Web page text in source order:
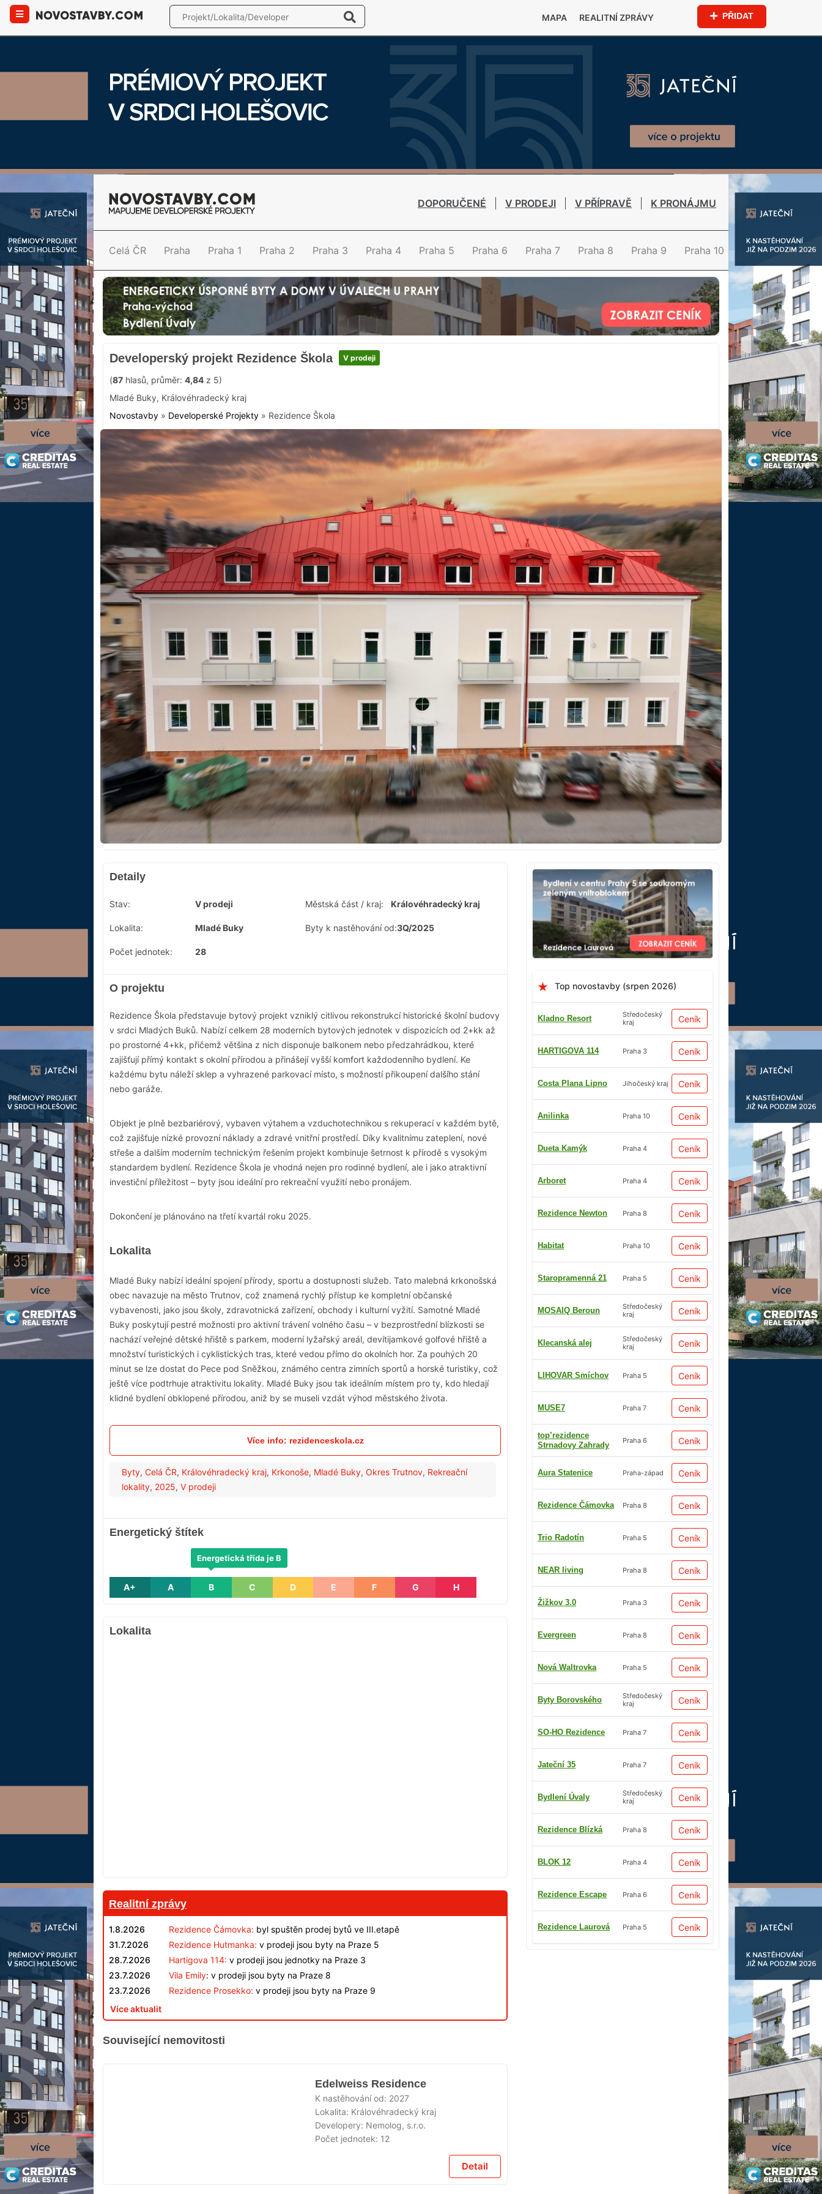
MAPA REALITNÍ ZPRÁVY PŘIDAT
DOPORUČENÉ V PRODEJI V PŘÍPRAVĚ K PRONÁJMU
Celá ČR Praha Praha 1 Praha 2 Praha 3 Praha 4 Praha 5 Praha 6 Praha 7 Praha 8 Praha 9 Praha 10
Developerský projekt Rezidence Škola V prodeji
(87 hlasů, průměr: 4,84 z 5)
Mladé Buky, Královéhradecký kraj
Novostavby » Developerské Projekty » Rezidence Škola
Top novostavby (srpen 2026)
Kladno Resort
Středočeský
kraj
Ceník
HARTIGOVA 114 Praha 3 Ceník
Costa Plana Lipno Jihočeský kraj Ceník
Anilinka Praha 10 Ceník
Dueta Kamýk Praha 4 Ceník
Arboret Praha 4 Ceník
Rezidence Newton Praha 8 Ceník
Habitat Praha 10 Ceník
Staropramenná 21 Praha 5 Ceník
MOSAIQ Beroun
Středočeský
kraj
Ceník
Klecanská alej
Středočeský
kraj
Ceník
LIHOVAR Smíchov Praha 5 Ceník
MUSE7 Praha 7 Ceník
top’rezidence
Strnadovy Zahrady
Praha 6 Ceník
Aura Statenice Praha-západ Ceník
Rezidence Čámovka Praha 8 Ceník
Trio Radotín Praha 5 Ceník
NEAR living Praha 8 Ceník
Žižkov 3.0 Praha 3 Ceník
Evergreen Praha 8 Ceník
Nová Waltrovka Praha 5 Ceník
Byty Borovského
Středočeský
kraj
Ceník
SO-HO Rezidence Praha 7 Ceník
Jateční 35 Praha 7 Ceník
Bydlení Úvaly
Středočeský
kraj
Ceník
Rezidence Blízká Praha 8 Ceník
BLOK 12 Praha 4 Ceník
Rezidence Escape Praha 6 Ceník
Rezidence Laurová Praha 5 Ceník
Detaily
Stav: V prodeji Městská část / kraj: Královéhradecký kraj
Lokalita: Mladé Buky Byty k nastěhování od:3Q/2025
Počet jednotek: 28
O projektu
Rezidence Škola představuje bytový projekt vzniklý citlivou rekonstrukcí historické školní budovy
v srdci Mladých Buků. Nabízí celkem 28 moderních bytových jednotek v dispozicích od 2+kk až
po prostorné 4+kk, přičemž většina z nich disponuje balkonem nebo předzahrádkou, které
zajišťují přímý kontakt s okolní přírodou a přinášejí vyšší komfort každodenního bydlení. Ke
každému bytu náleží sklep a vyhrazené parkovací místo, s možností přikoupení dalšího stání
nebo garáže.
Objekt je plně bezbariérový, vybaven výtahem a vzduchotechnikou s rekuperací v každém bytě,
což zajišťuje nízké provozní náklady a zdravé vnitřní prostředí. Díky kvalitnímu zateplení, nové
střeše a dalším moderním technickým řešením projekt kombinuje šetrnost k přírodě s vysokým
standardem bydlení. Rezidence Škola je vhodná nejen pro rodinné bydlení, ale i jako atraktivní
investiční příležitost – byty jsou ideální pro rekreační využití nebo pronájem.
Dokončení je plánováno na třetí kvartál roku 2025.
Lokalita
Mladé Buky nabízí ideální spojení přírody, sportu a dostupnosti služeb. Tato malebná krkonošská
obec navazuje na město Trutnov, což znamená rychlý přístup ke kompletní občanské
vybavenosti, jako jsou školy, zdravotnická zařízení, obchody i kulturní vyžití. Samotné Mladé
Buky poskytují pestré možnosti pro aktivní trávení volného času – v bezprostřední blízkosti se
nachází veřejné dětské hřiště s parkem, moderní lyžařský areál, devítijamkové golfové hřiště a
množství turistických i cyklistických tras, které vedou přímo do okolních hor. Za pouhých 20
minut se lze dostat do Pece pod Sněžkou, známého centra zimních sportů a horské turistiky, což
ještě více podtrhuje atraktivitu lokality. Mladé Buky jsou tak ideálním místem pro ty, kdo hledají
klidné bydlení obklopené přírodou, aniž by se museli vzdát výhod městského života.
Více info: rezidenceskola.cz
Byty, Celá ČR, Královéhradecký kraj, Krkonoše, Mladé Buky, Okres Trutnov, Rekreační
lokality, 2025, V prodeji
Energetický štítek
A+ A B
Energetická třída je B
C D E F G H
Lokalita
Realitní zprávy
1.8.2026 Rezidence Čámovka: byl spuštěn prodej bytů ve III.etapě
31.7.2026
Rezidence Hutmanka: v prodeji jsou byty na Praze 5
28.7.2026
Hartigova 114: v prodeji jsou jednotky na Praze 3
23.7.2026
Vila Emily: v prodeji jsou byty na Praze 8
23.7.2026
Rezidence Prosekko: v prodeji jsou byty na Praze 9
Více aktualit
Související nemovitosti
Edelweiss Residence
K nastěhování od: 2027
Lokalita: Královéhradecký kraj
Developery: Nemolog, s.r.o.
Počet jednotek: 12
Detail